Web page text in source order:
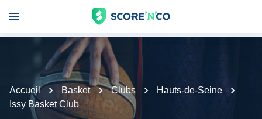
Accueil Basket Clubs
Hauts-de-Seine
Issy Basket Club